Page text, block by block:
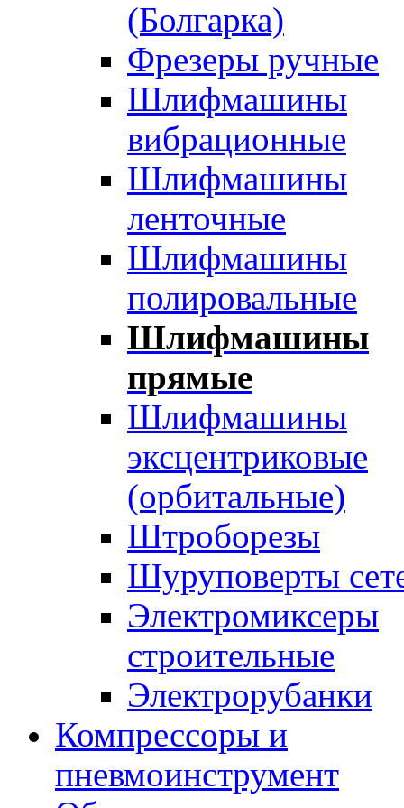
(Болгарка)
Фрезеры ручные
Шлифмашины
вибрационные
Шлифмашины
ленточные
Шлифмашины
полировальные
Шлифмашины
прямые
Шлифмашины
эксцентриковые
(орбитальные)
Штроборезы
Шуруповерты
Электромиксеры
строительные
Электрорубанки
Компрессоры и
пневмоинструмент